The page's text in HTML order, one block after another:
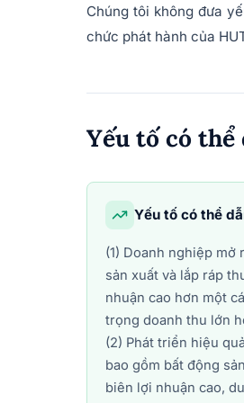
Chúng tôi không đưa
chức phát hành của
Yếu tố có
Yếu tố có thể
(1) Doanh nghiệp mở
sản xuất và lắp ráp
nhuận cao hơn một
trọng doanh thu lớn
(2) Phát triển hiệu
bao gồm bất động
biên lợi nhuận cao,